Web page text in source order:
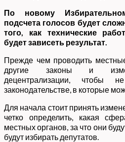
По новому
подсчета голосов будет
того, как технические
будет зависеть результат.
Прежде чем проводить
другие законы и
децентрализации,
законодательстве, в которые
Для начала стоит принять
четко определить, какая
местных органов, за что они
будут избирать депутатов.